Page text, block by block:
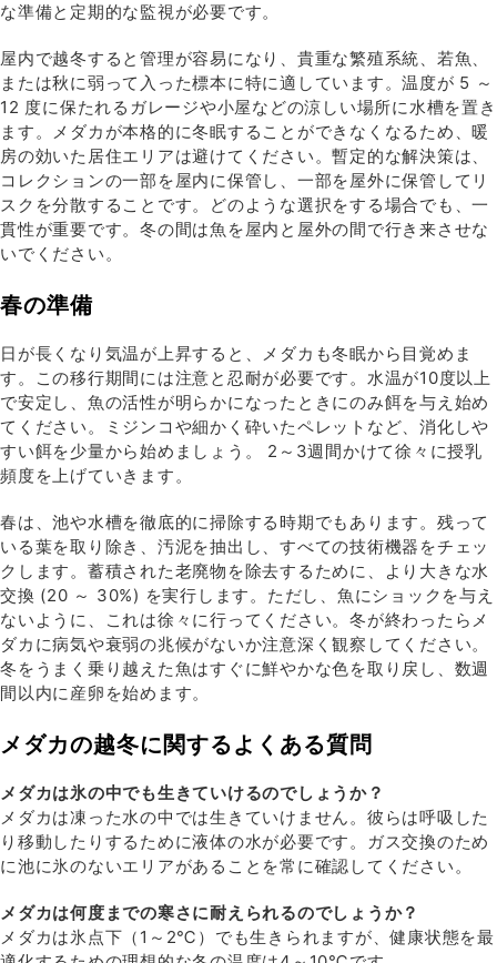
な準備と定期的な監視が必要です。
屋内で越冬すると管理が容易になり、貴重な繁殖系統、若魚、
または秋に弱って入った標本に特に適しています。温度が 5 ～
12 度に保たれるガレージや小屋などの涼しい場所に水槽を置き
ます。メダカが本格的に冬眠することができなくなるため、暖
房の効いた居住エリアは避けてください。暫定的な解決策は、
コレクションの一部を屋内に保管し、一部を屋外に保管してリ
スクを分散することです。どのような選択をする場合でも、一
貫性が重要です。冬の間は魚を屋内と屋外の間で行き来させな
いでください。
春の準備
日が長くなり気温が上昇すると、メダカも冬眠から目覚めま
す。この移行期間には注意と忍耐が必要です。水温が10度以上
で安定し、魚の活性が明らかになったときにのみ餌を与え始め
てください。ミジンコや細かく砕いたペレットなど、消化しや
すい餌を少量から始めましょう。 2～3週間かけて徐々に授乳
頻度を上げていきます。
春は、池や水槽を徹底的に掃除する時期でもあります。残って
いる葉を取り除き、汚泥を抽出し、すべての技術機器をチェッ
クします。蓄積された老廃物を除去するために、より大きな水
交換 (20 ～ 30%) を実行します。ただし、魚にショックを与え
ないように、これは徐々に行ってください。冬が終わったらメ
ダカに病気や衰弱の兆候がないか注意深く観察してください。
冬をうまく乗り越えた魚はすぐに鮮やかな色を取り戻し、数週
間以内に産卵を始めます。
メダカの越冬に関するよくある質問
メダカは氷の中でも生きていけるのでしょうか？
メダカは凍った水の中では生きていけません。彼らは呼吸した
り移動したりするために液体の水が必要です。ガス交換のため
に池に氷のないエリアがあることを常に確認してください。
メダカは何度までの寒さに耐えられるのでしょうか？
メダカは氷点下（1～2℃）でも生きられますが、健康状態を最